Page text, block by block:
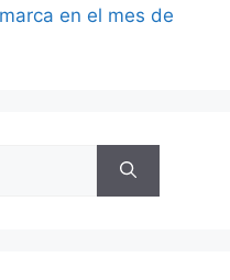
en el mes de